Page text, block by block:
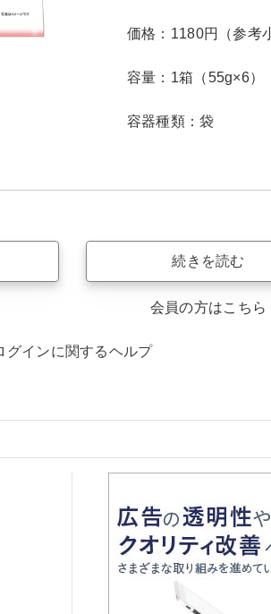
価格：1180円（参考
容量：1箱（55g×6）
容器種類：袋
続きを読む
会員の方はこちら
グインに関するヘルプ